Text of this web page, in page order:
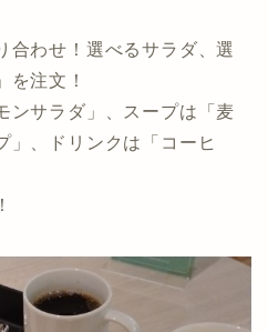
合わせ！選べるサラダ、選
を注文！
ンサラダ」、スープは「麦
」、ドリンクは「コーヒ